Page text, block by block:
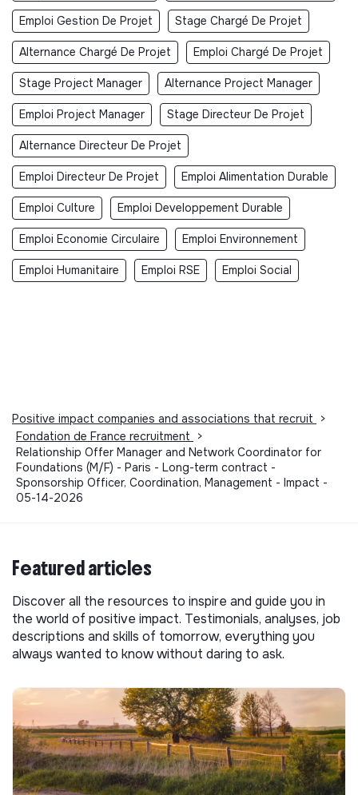
Emploi Gestion De Projet Stage Chargé De Projet
Alternance Chargé De Projet Emploi Chargé De Projet
Stage Project Manager Alternance Project Manager
Emploi Project Manager Stage Directeur De Projet
Alternance Directeur De Projet
Emploi Directeur De Projet Emploi Alimentation Durable
Emploi Culture Emploi Developpement Durable
Emploi Economie Circulaire Emploi Environnement
Emploi Humanitaire Emploi RSE Emploi Social
Positive impact companies and associations that recruit
>
Fondation de France recruitment
>
Relationship Offer Manager and Network Coordinator for
Foundations (M/F) - Paris - Long-term contract -
Sponsorship Officer, Coordination, Management - Impact -
05-14-2026
Featured articles
Discover all the resources to inspire and guide you in
the world of positive impact. Testimonials, analyses, job
descriptions and skills of tomorrow, everything you
always wanted to know without daring to ask.